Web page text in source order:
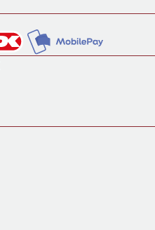
antal